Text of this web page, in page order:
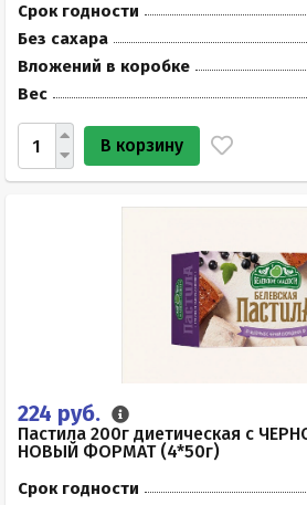
Срок годности
Без сахара
Вложений в коробке
Вес
В корзину
224 руб.
Пастила 200г диетическая с
НОВЫЙ ФОРМАТ (4*50г)
Срок годности